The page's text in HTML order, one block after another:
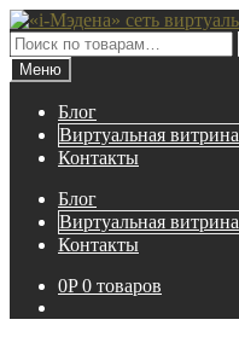
Перейти
к
навигации
Перейти
к
содержимому
Искать:
Меню
Блог
Виртуальная витрина
Контакты
Блог
Виртуальная витрина
Контакты
0P 0 товаров